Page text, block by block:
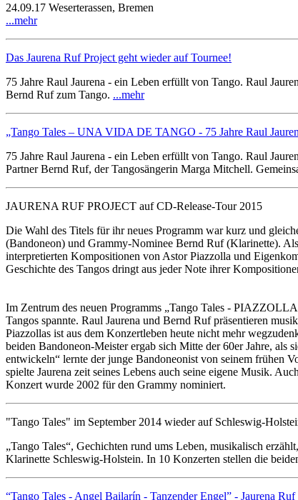
24.09.17 Weserterassen, Bremen
...mehr
Das Jaurena Ruf Project geht wieder auf Tournee!
75 Jahre Raul Jaurena - ein Leben erfüllt von Tango. Raul
Bernd Ruf zum Tango. ...mehr
„Tango Tales – UNA VIDA DE TANGO - 75 Jahre Raul
75 Jahre Raul Jaurena - ein Leben erfüllt von Tango. Raul
Partner Bernd Ruf, der Tangosängerin Marga Mitchell.
JAURENA RUF PROJECT auf CD-Release-Tour 2015
Die Wahl des Titels für ihr neues Programm war kurz und
(Bandoneon) und Grammy-Nominee Bernd Ruf (Klarinette).
interpretierten Kompositionen von Astor Piazzolla und
Geschichte des Tangos dringt aus jeder Note ihrer
Im Zentrum des neuen Programms „Tango Tales -
Tangos spannte. Raul Jaurena und Bernd Ruf präsentieren
Piazzollas ist aus dem Konzertleben heute nicht mehr
beiden Bandoneon-Meister ergab sich Mitte der 60er Jahre,
entwickeln“ lernte der junge Bandoneonist von seinem frühen
spielte Jaurena zeit seines Lebens auch seine eigene Musik.
Konzert wurde 2002 für den Grammy nominiert.
"Tango Tales" im September 2014 wieder auf Schleswig-
„Tango Tales“, Gechichten rund ums Leben, musikalisch
Klarinette Schleswig-Holstein. In 10 Konzerten stellen die
“Tango Tales - Angel Bailarín - Tanzender Engel” - Jaurena